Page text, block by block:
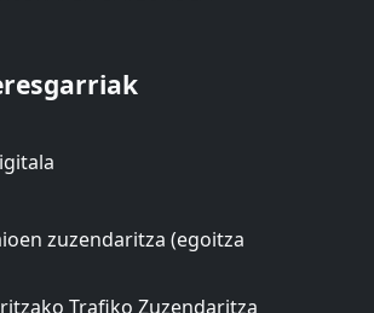
KONTSEILUA
GARRAIO FEDERAZIOA)
ERKIDEGOKO ARBITRAJE
zuzendaritza (egoitza
Trafiko Zuzendaritza